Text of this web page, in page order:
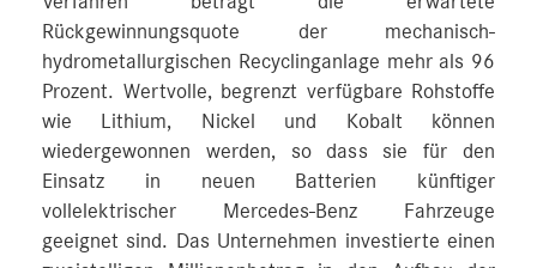
Rückgewinnungsquote der mechanisch-
hydrometallurgischen Recyclinganlage mehr als 96
Prozent. Wertvolle, begrenzt verfügbare Rohstoffe
wie Lithium, Nickel und Kobalt können
wiedergewonnen werden, so dass sie für den
Einsatz in neuen Batterien künftiger
vollelektrischer Mercedes-Benz Fahrzeuge
geeignet sind. Das Unternehmen investierte einen